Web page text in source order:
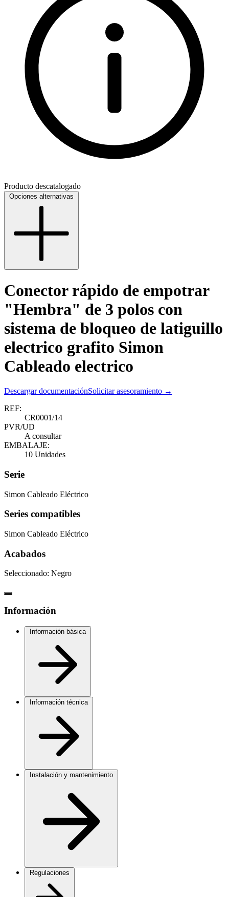
Producto descatalogado
Conector rápido de empotrar
"Hembra" de 3 polos con
sistema de bloqueo de latiguillo
electrico grafito Simon
Cableado electrico
Descargar documentaciónSolicitar asesoramiento →
REF:
CR0001/14
PVR/UD
A consultar
EMBALAJE:
10 Unidades
Serie
Simon Cableado Eléctrico
Series compatibles
Simon Cableado Eléctrico
Acabados
Seleccionado: Negro
Información